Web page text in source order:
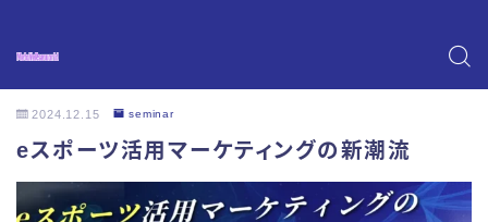
2024.12.15 seminar
eスポーツ活用マーケティングの新潮流